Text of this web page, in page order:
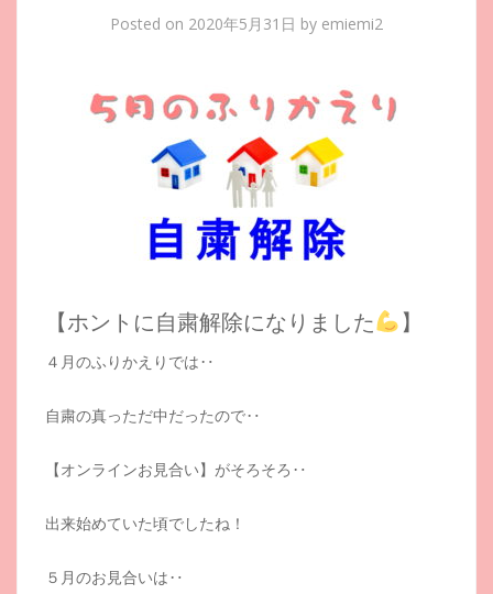
Posted on 2020年5月31日 by emiemi2
【ホントに自粛解除になりました 】
４月のふりかえりでは‥
自粛の真っただ中だったので‥
【オンラインお見合い】がそろそろ‥
出来始めていた頃でしたね！
５月のお見合いは‥